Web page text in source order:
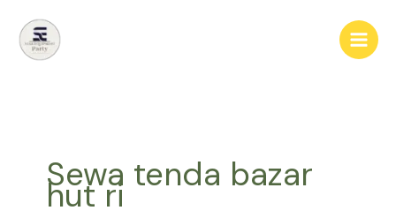
konten
Sewa tenda bazar
hut ri